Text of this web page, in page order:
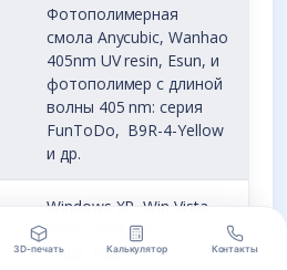
3D-печать Калькулятор Контакты
Фотополимерная
смола Anycubic, Wanhao
405nm UV resin, Esun, и
фотополимер с длиной
волны 405 nm: серия
FunToDo, B9R-4-Yellow
и др.
Windows XP, Win Vista,
Win7, Win8, Win10,
Linux, MacOS